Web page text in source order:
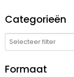
Categorieën
Formaat